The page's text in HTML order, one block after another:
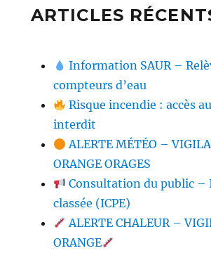
ARTICLES
Information SAUR –
compteurs d’eau
Risque incendie : accès
interdit
ALERTE MÉTÉO –
ORANGE ORAGES
Consultation du public
classée (ICPE)
ALERTE CHALEUR –
ORANGE